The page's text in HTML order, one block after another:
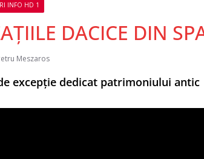
INFO HD 1
DACICE DIN
Meszaros
excepție dedicat patrimoniului antic